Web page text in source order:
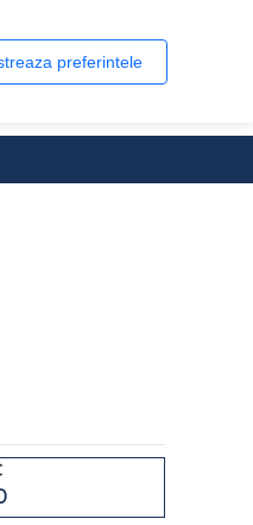
Administreaza preferintele
0 produs(e)